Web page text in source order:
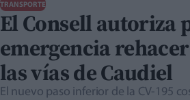
TRANSPORTE
El Consell autoriza
emergencia
las vías de Caudiel
El nuevo paso inferior de la CV-195